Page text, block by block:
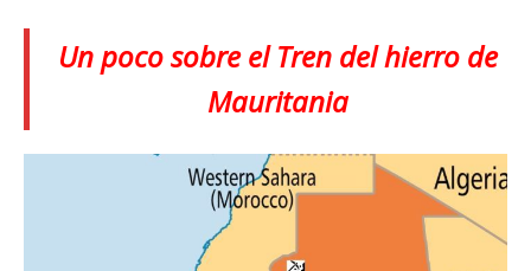
Un poco sobre el Tren del hierro de
Mauritania